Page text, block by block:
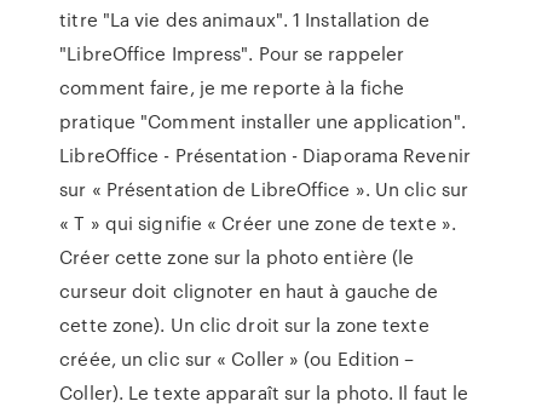
titre "La vie des animaux". 1 Installation de
"LibreOffice Impress". Pour se rappeler
comment faire, je me reporte à la fiche
pratique "Comment installer une application".
LibreOffice - Présentation - Diaporama Revenir
sur « Présentation de LibreOffice ». Un clic sur
« T » qui signifie « Créer une zone de texte ».
Créer cette zone sur la photo entière (le
curseur doit clignoter en haut à gauche de
cette zone). Un clic droit sur la zone texte
créée, un clic sur « Coller » (ou Edition –
Coller). Le texte apparaît sur la photo. Il faut le